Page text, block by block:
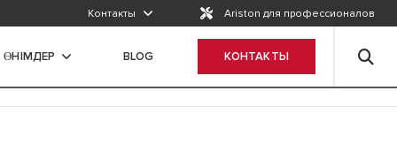
Контакты Ariston для профессионалов
Просто позвоните нам
ӨНІМДЕР BLOG КОНТАКТЫ